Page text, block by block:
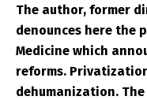
The author, former
denounces here the
Medicine which
reforms.
dehumanization.